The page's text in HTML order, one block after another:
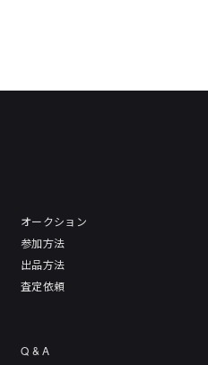
オークション
参加方法
出品方法
査定依頼
Q & A